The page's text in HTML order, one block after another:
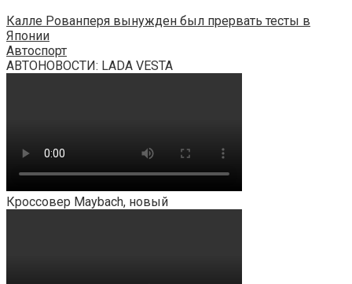
Калле Рованперя вынужден был прервать тесты в
Японии
Автоспорт
АВТОНОВОСТИ: LADA VESTA
Кроссовер Maybach, новый